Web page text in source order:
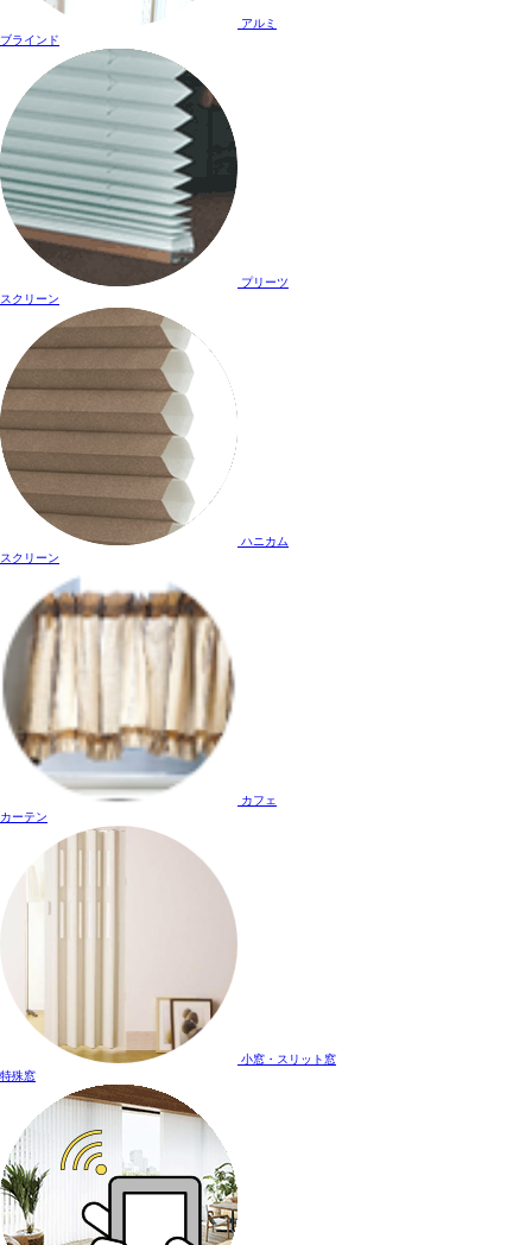
アルミ
ブラインド
プリーツ
スクリーン
ハニカム
スクリーン
カフェ
カーテン
小窓・スリット窓
特殊窓